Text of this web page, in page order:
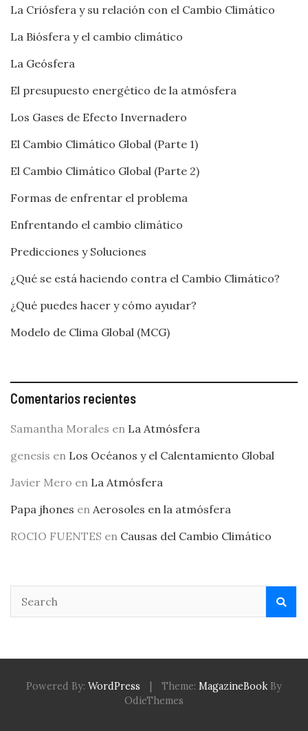
La Criósfera y su relación con el Cambio Climático
La Biósfera y el cambio climático
La Geósfera
El presupuesto energético de la atmósfera
Los Gases de Efecto Invernadero
El Cambio Climático Global (Parte 1)
El Cambio Climático Global (Parte 2)
Formas de enfrentar el problema
Enfrentando el cambio climático
Predicciones y Soluciones
¿Qué se está haciendo contra el Cambio Climático?
¿Qué puedes hacer y cómo ayudar?
Modelo de Clima Global (MCG)
Comentarios recientes
Samantha Morales en La Atmósfera
genesis en Los Océanos y el Calentamiento Global
Javier Mero en La Atmósfera
Papa jhones en Aerosoles en la atmósfera
ROCIO FUENTES en Causas del Cambio Climático
Powered By: WordPress Theme: MagazineBook By
OdieThemes